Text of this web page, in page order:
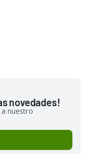
novedades!
nuestro